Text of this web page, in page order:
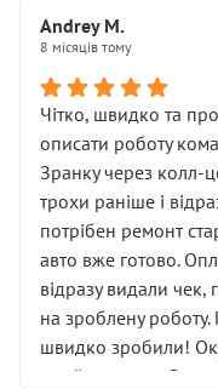
Для людини, яка
це звучить як
спроба продати
ущільнювачів.
Що прикро — це не
вас стартер, і тоді
враження. Але
лобовим склом.
відкручували”, і
новий власник, не
Але після
здаються дрібницями.
Я — клієнт, який
Andrey M.
8 місяців тому
Чітко, швидко та
описати роботу
Зранку через колл-
трохи раніше і
потрібен ремонт
авто вже готово.
відразу видали чек,
на зроблену
швидко зробили!
приймальнику